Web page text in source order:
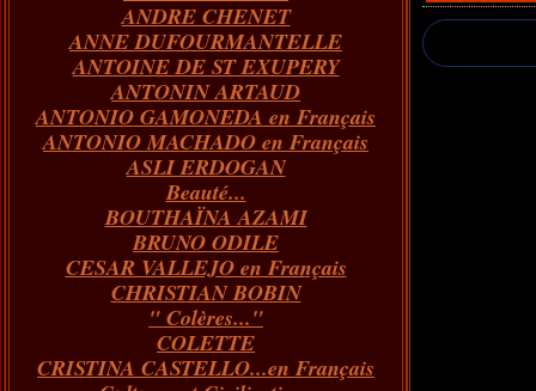
Janvier(60)
Février(68)
Janvier(86)
Mars(65)
Février(70)
Janvier(66)
Avril(76)
Mars(66)
Février(67)
Janvier(73)
Mai(82)
Avril(62)
Mars(66)
Février(55)
Janvier(43)
Juin(84)
Mai(89)
Avril(59)
Mars(73)
Février(54)
Janvier(51)
Juillet(72)
Juin(65)
Mai(97)
Avril(73)
Mars(100)
Février(146)
Janvier(124)
Août(40)
Juillet(31)
Juin(26)
ANDRE CHENET
ANNE DUFOURMANTELLE
ANTOINE DE ST EXUPERY
ANTONIN ARTAUD
ANTONIO GAMONEDA en Français
ANTONIO MACHADO en Français
ASLI ERDOGAN
Beauté...
BOUTHAÏNA AZAMI
BRUNO ODILE
CESAR VALLEJO en Français
CHRISTIAN BOBIN
" Colères..."
COLETTE
CRISTINA CASTELLO...en Français